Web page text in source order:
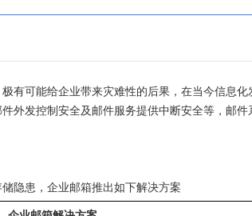
有可能给企业带来灾难性的后果，在当今信息
外发控制安全及邮件服务提供中断安全等，邮
隐患，企业邮箱推出如下解决方案